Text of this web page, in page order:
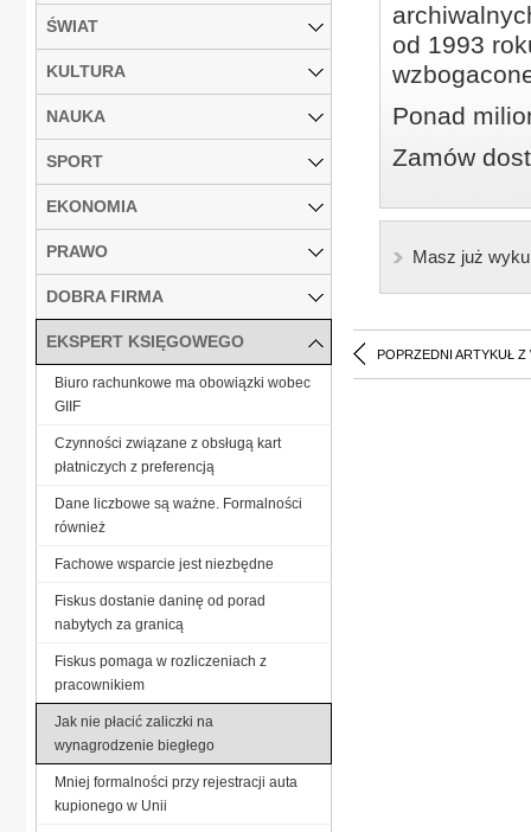
od 1993
Ponad
Zamów
Masz już
POPRZEDNI ARTYKUŁ Z
ŚWIAT
KULTURA
NAUKA
SPORT
EKONOMIA
PRAWO
DOBRA FIRMA
EKSPERT KSIĘGOWEGO
Biuro rachunkowe ma obowiązki wobec
GIIF
Czynności związane z obsługą kart
płatniczych z preferencją
Dane liczbowe są ważne. Formalności
również
Fachowe wsparcie jest niezbędne
Fiskus dostanie daninę od porad
nabytych za granicą
Fiskus pomaga w rozliczeniach z
pracownikiem
Jak nie płacić zaliczki na
wynagrodzenie biegłego
Mniej formalności przy rejestracji auta
kupionego w Unii